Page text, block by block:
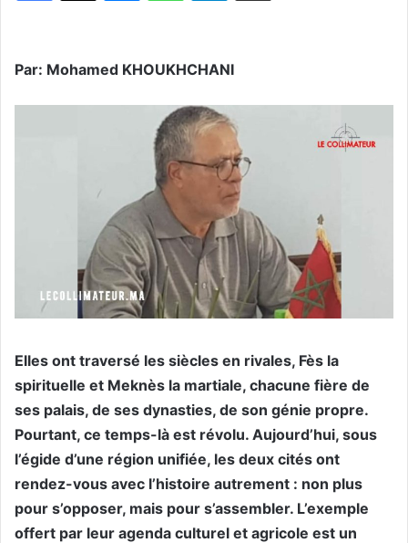
Par: Mohamed KHOUKHCHANI
Elles ont traversé les siècles en rivales, Fès la
spirituelle et Meknès la martiale, chacune fière de
ses palais, de ses dynasties, de son génie propre.
Pourtant, ce temps-là est révolu. Aujourd’hui, sous
l’égide d’une région unifiée, les deux cités ont
rendez-vous avec l’histoire autrement : non plus
pour s’opposer, mais pour s’assembler. L’exemple
offert par leur agenda culturel et agricole est un